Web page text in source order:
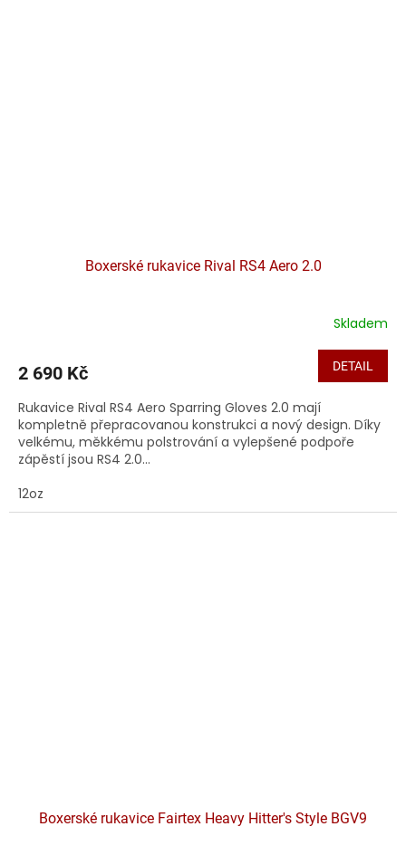
Boxerské rukavice Rival RS4 Aero 2.0
Skladem
2 690 Kč DETAIL
Rukavice Rival RS4 Aero Sparring Gloves 2.0 mají
kompletně přepracovanou konstrukci a nový design. Díky
velkému, měkkému polstrování a vylepšené podpoře
zápěstí jsou RS4 2.0...
12oz
Boxerské rukavice Fairtex Heavy Hitter's Style BGV9